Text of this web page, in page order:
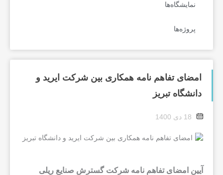
نمایشگاه‌ها
پروژه‌ها
امضای تفاهم نامه همکاری بین شرکت ایرید و
دانشگاه تبریز
18 دی 1400
آیین امضای تفاهم نامه شرکت گسترش صنایع ریلی